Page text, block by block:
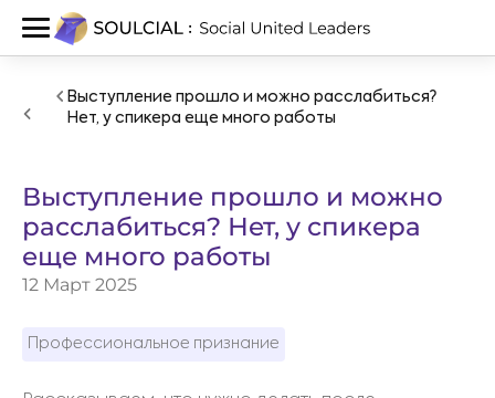
Выступление прошло и можно расслабиться?
Нет, у спикера еще много работы
Выступление прошло и можно
расслабиться? Нет, у спикера
еще много работы
12 Март 2025
Профессиональное признание